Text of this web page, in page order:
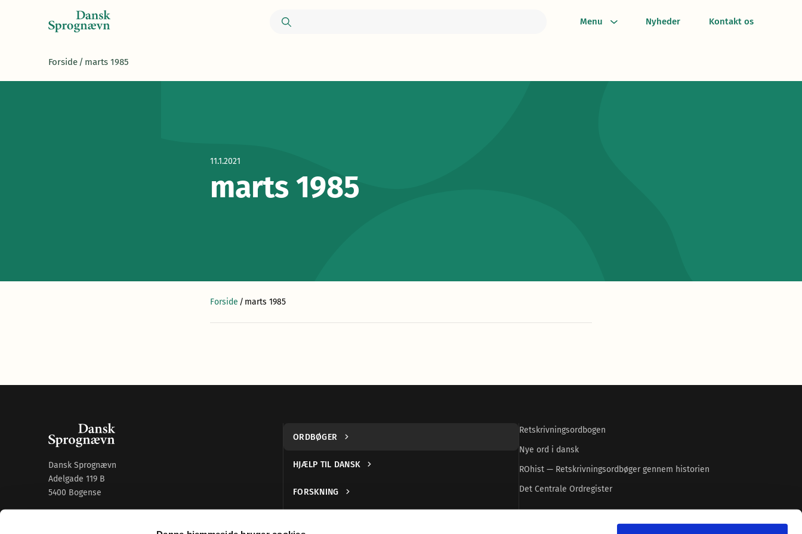
Menu Nyheder Kontakt os
Forside / marts 1985
11.1.2021
marts 1985
Forside / marts 1985
Dansk Sprognævn
Adelgade 119 B
5400 Bogense
ORDBØGER
HJÆLP TIL DANSK
FORSKNING
Retskrivningsordbogen
Nye ord i dansk
ROhist — Retskrivningsordbøger gennem historien
Det Centrale Ordregister